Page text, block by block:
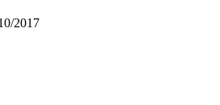
2017